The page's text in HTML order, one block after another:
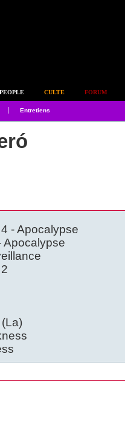
PEOPLE CULTE FORUM
Entretiens
- Apocalypse
Apocalypse